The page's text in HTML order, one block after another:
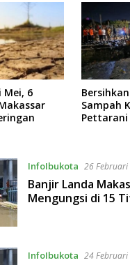
Mei, 6
Sampah
Pettarani
InfoIbukota 26
Banjir Landa
Mengungsi di 15
InfoIbukota 24